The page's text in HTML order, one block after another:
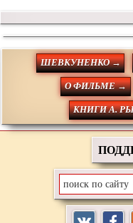
ШЕВКУНЕНКО →
О ФИЛЬМЕ →
КНИГИ А.